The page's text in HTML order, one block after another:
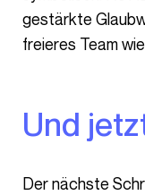
gestärkte
freieres Team
Und
Der nächste